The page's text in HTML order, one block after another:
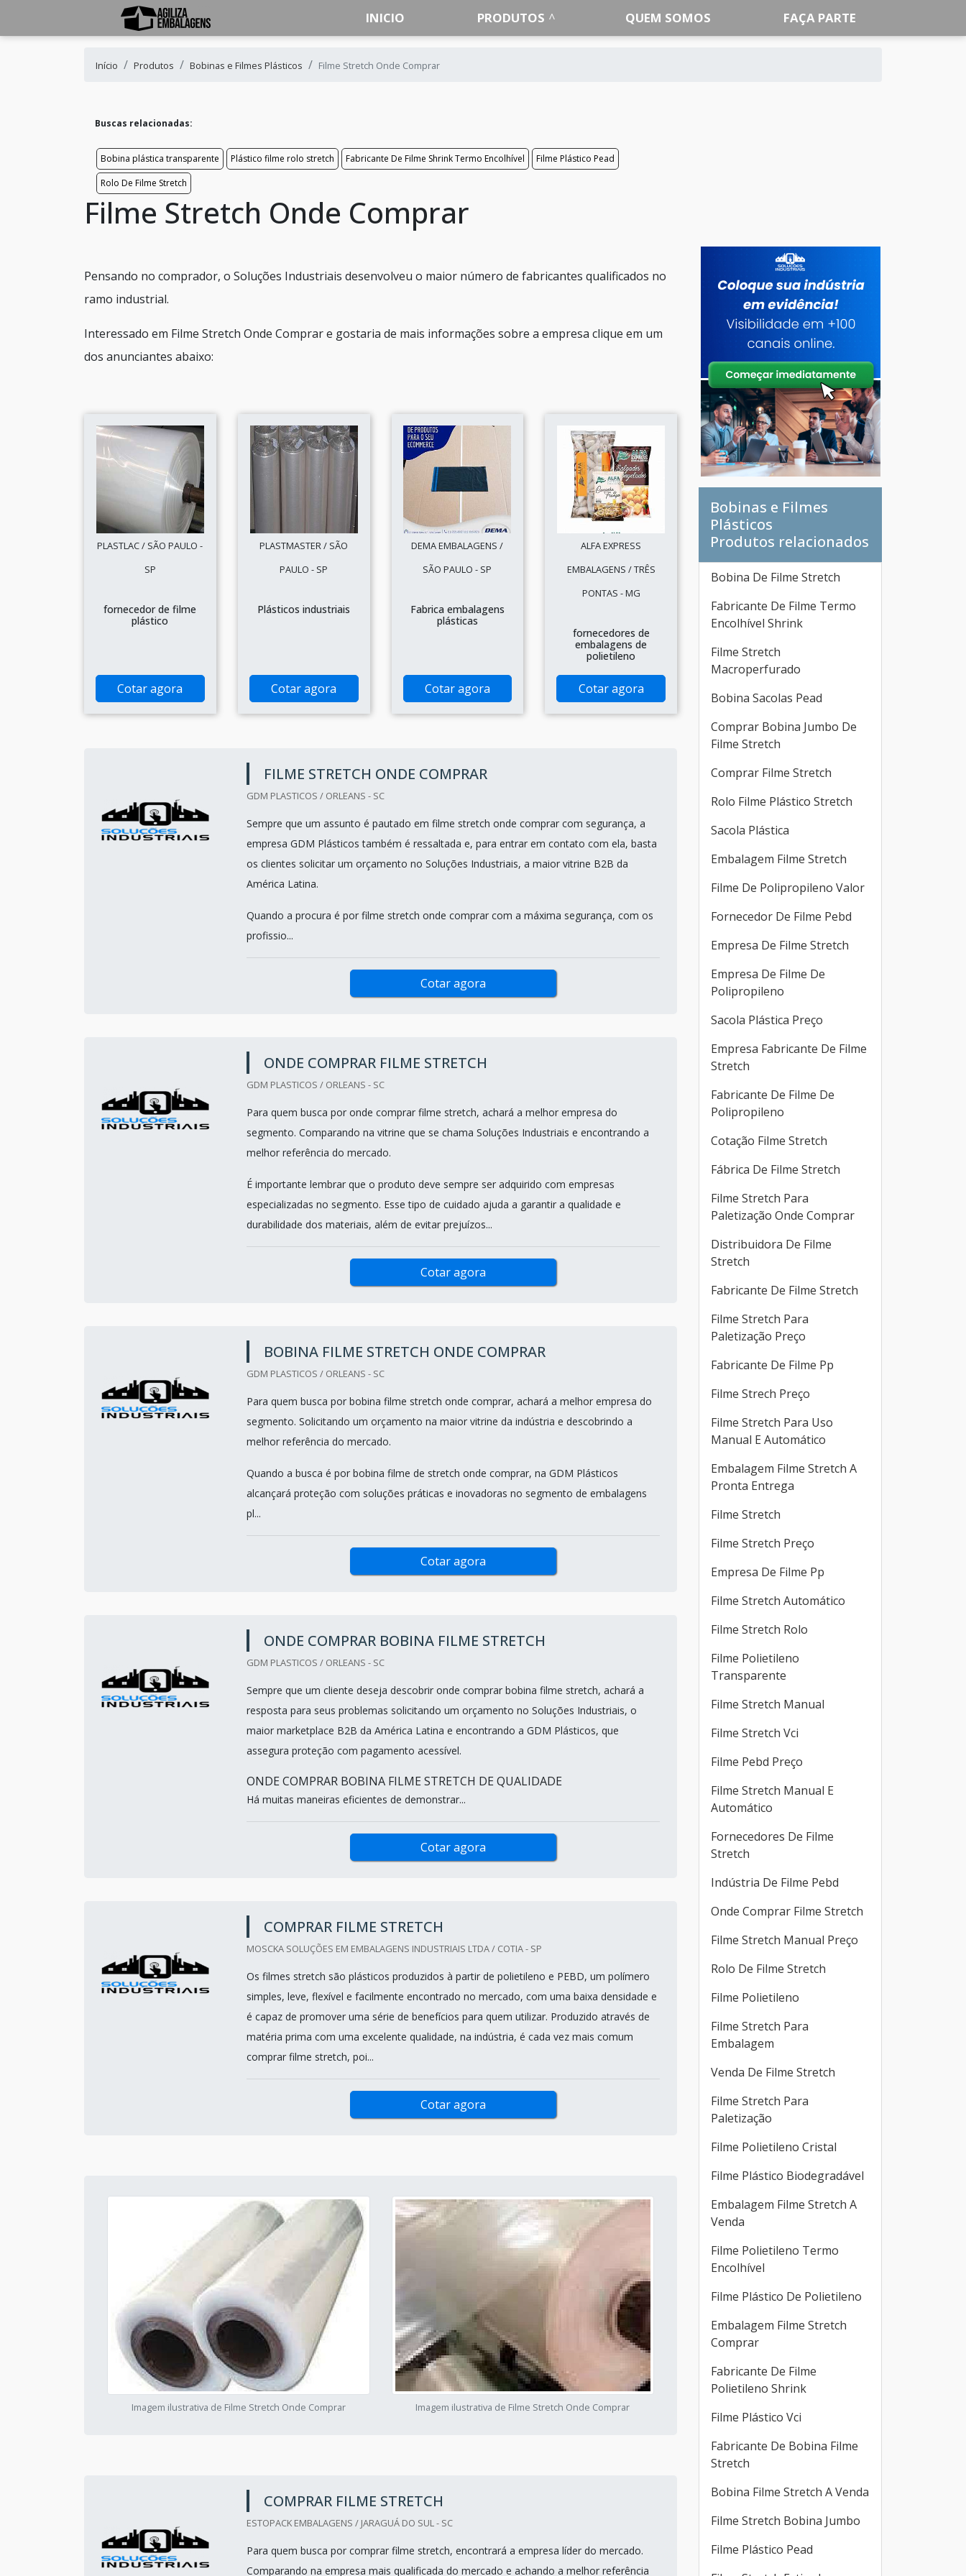
INICIO PRODUTOS QUEM SOMOS FAÇA PARTE
Início Produtos Bobinas e Filmes Plásticos Filme Stretch Onde Comprar
Buscas relacionadas:
Bobina plástica transparente Plástico filme rolo stretch Fabricante De Filme Shrink Termo Encolhível
Filme Plástico Pead
Rolo De Filme Stretch
Filme Stretch Onde Comprar
Pensando no comprador, o Soluções Industriais desenvolveu o maior número de fabricantes qualificados no
ramo industrial.
Interessado em Filme Stretch Onde Comprar e gostaria de mais informações sobre a empresa clique em um
dos anunciantes abaixo:
PLASTLAC / SÃO PAULO -
SP
fornecedor de filme
plástico
Cotar agora
PLASTMASTER / SÃO
PAULO - SP
Plásticos industriais
Cotar agora
DEMA EMBALAGENS /
SÃO PAULO - SP
Fabrica embalagens
plásticas
Cotar agora
ALFA EXPRESS
EMBALAGENS / TRÊS
PONTAS - MG
fornecedores de
embalagens de
polietileno
Cotar agora
FILME STRETCH ONDE COMPRAR
GDM PLASTICOS / ORLEANS - SC
Sempre que um assunto é pautado em filme stretch onde comprar com segurança, a
empresa GDM Plásticos também é ressaltada e, para entrar em contato com ela, basta
os clientes solicitar um orçamento no Soluções Industriais, a maior vitrine B2B da
América Latina.
Quando a procura é por filme stretch onde comprar com a máxima segurança, com os
profissio...
Cotar agora
ONDE COMPRAR FILME STRETCH
GDM PLASTICOS / ORLEANS - SC
Para quem busca por onde comprar filme stretch, achará a melhor empresa do
segmento. Comparando na vitrine que se chama Soluções Industriais e encontrando a
melhor referência do mercado.
É importante lembrar que o produto deve sempre ser adquirido com empresas
especializadas no segmento. Esse tipo de cuidado ajuda a garantir a qualidade e
durabilidade dos materiais, além de evitar prejuízos...
Cotar agora
BOBINA FILME STRETCH ONDE COMPRAR
GDM PLASTICOS / ORLEANS - SC
Para quem busca por bobina filme stretch onde comprar, achará a melhor empresa do
segmento. Solicitando um orçamento na maior vitrine da indústria e descobrindo a
melhor referência do mercado.
Quando a busca é por bobina filme de stretch onde comprar, na GDM Plásticos
alcançará proteção com soluções práticas e inovadoras no segmento de embalagens
pl...
Cotar agora
ONDE COMPRAR BOBINA FILME STRETCH
GDM PLASTICOS / ORLEANS - SC
Sempre que um cliente deseja descobrir onde comprar bobina filme stretch, achará a
resposta para seus problemas solicitando um orçamento no Soluções Industriais, o
maior marketplace B2B da América Latina e encontrando a GDM Plásticos, que
assegura proteção com pagamento acessível.
ONDE COMPRAR BOBINA FILME STRETCH DE QUALIDADE
Há muitas maneiras eficientes de demonstrar...
Cotar agora
COMPRAR FILME STRETCH
MOSCKA SOLUÇÕES EM EMBALAGENS INDUSTRIAIS LTDA / COTIA - SP
Os filmes stretch são plásticos produzidos à partir de polietileno e PEBD, um polímero
simples, leve, flexível e facilmente encontrado no mercado, com uma baixa densidade e
é capaz de promover uma série de benefícios para quem utilizar. Produzido através de
matéria prima com uma excelente qualidade, na indústria, é cada vez mais comum
comprar filme stretch, poi...
Cotar agora
Imagem ilustrativa de Filme Stretch Onde Comprar Imagem ilustrativa de Filme Stretch Onde Comprar
COMPRAR FILME STRETCH
ESTOPACK EMBALAGENS / JARAGUÁ DO SUL - SC
Para quem busca por comprar filme stretch, encontrará a empresa líder do mercado.
Comparando na empresa mais qualificada do mercado e achando a melhor referência
Bobinas e Filmes
Plásticos
Produtos relacionados
Bobina De Filme Stretch
Fabricante De Filme Termo
Encolhível Shrink
Filme Stretch
Macroperfurado
Bobina Sacolas Pead
Comprar Bobina Jumbo De
Filme Stretch
Comprar Filme Stretch
Rolo Filme Plástico Stretch
Sacola Plástica
Embalagem Filme Stretch
Filme De Polipropileno Valor
Fornecedor De Filme Pebd
Empresa De Filme Stretch
Empresa De Filme De
Polipropileno
Sacola Plástica Preço
Empresa Fabricante De Filme
Stretch
Fabricante De Filme De
Polipropileno
Cotação Filme Stretch
Fábrica De Filme Stretch
Filme Stretch Para
Paletização Onde Comprar
Distribuidora De Filme
Stretch
Fabricante De Filme Stretch
Filme Stretch Para
Paletização Preço
Fabricante De Filme Pp
Filme Strech Preço
Filme Stretch Para Uso
Manual E Automático
Embalagem Filme Stretch A
Pronta Entrega
Filme Stretch
Filme Stretch Preço
Empresa De Filme Pp
Filme Stretch Automático
Filme Stretch Rolo
Filme Polietileno
Transparente
Filme Stretch Manual
Filme Stretch Vci
Filme Pebd Preço
Filme Stretch Manual E
Automático
Fornecedores De Filme
Stretch
Indústria De Filme Pebd
Onde Comprar Filme Stretch
Filme Stretch Manual Preço
Rolo De Filme Stretch
Filme Polietileno
Filme Stretch Para
Embalagem
Venda De Filme Stretch
Filme Stretch Para
Paletização
Filme Polietileno Cristal
Filme Plástico Biodegradável
Embalagem Filme Stretch A
Venda
Filme Polietileno Termo
Encolhível
Filme Plástico De Polietileno
Embalagem Filme Stretch
Comprar
Fabricante De Filme
Polietileno Shrink
Filme Plástico Vci
Fabricante De Bobina Filme
Stretch
Bobina Filme Stretch A Venda
Filme Stretch Bobina Jumbo
Filme Plástico Pead